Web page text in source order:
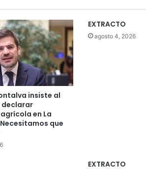
insiste al
declarar
en La
que
EXTRACTO
agosto 4, 2026
EXTRACTO